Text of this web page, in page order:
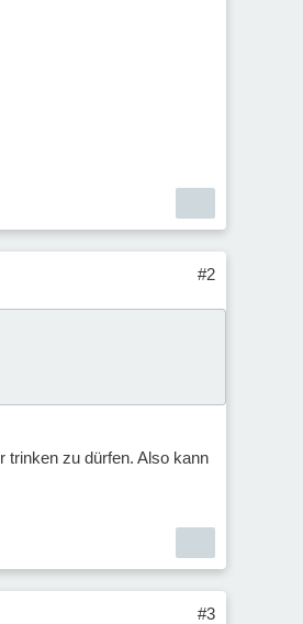
#2
trinken zu dürfen. Also kann
#3